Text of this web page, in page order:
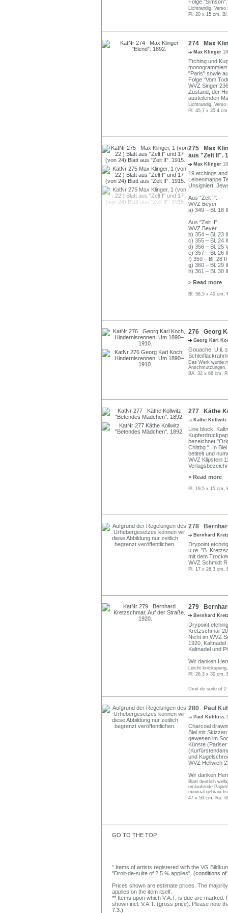
Folge "Simson".
Lichtrandig.
Pl. 20 x 15 cm,
274 Max
Max Klinger
Etching und
"Paris" sowie
Folge "Vom
WVZ Singer
Zustand, der
austeilenden
Lichtrandig.
Pl. 45,7 x 35,4
275 Max
aus "Zelt II".
Max Klinger
19 etchings
Leinenmappe
Unsigniert.
Aus "Zelt I":
WVZ Beyer
a) 349 – Bl. 18
Aus "Zelt II":
WVZ Beyer
b) 354 – Bl. 23
c) 355 – Bl. 24
d) 356 – Bl. 25
e) 357 – Bl. 26
f) 359 – Bl. 28
g) 360 – Bl. 29
h) 361 – Bl. 30
> Read more
Bl. 58,5 x 40 cm,
276 Georg
Georg Karl
Gouache. U.li.
Das Werk wurde
BA. 32 x 66 cm,
277 Käthe
Käthe Kollwitz
Line block,
bezeichnet
Chlttbg.". In
betitelt und
WVZ Klipstein
> Read more
Pl. 19,5 x 15 cm,
278
Bernhard
Drypoint
u.re. "B.
mit dem
WVZ Schmidt
Pl. 17 x 26,3 cm,
279
Bernhard
Drypoint
Kretzschmar
Nicht im WVZ
1920,
Kaltnadel und
Wir danken
Leicht
Pl. 26,3 x 30 cm,
Droit-de-suite of
280 Paul
Paul Kuhfuss
Charcoal
Blei mit
gewesen im
Künste
und
WVZ Hellwich
Wir danken
Blatt deutlich
umlaufende
minimal
47 x 50 cm, Ra.
GO TO THE TOP
* Items of artists registered with the VG
"Droit-de-suite of 2,5 % applies". (conditions of
Prices shown are estimate prices. The
applies on the item itself.
** Items upon which V.A.T. is due are
shown incl. V.A.T. (gross price). Please note
7.3.)